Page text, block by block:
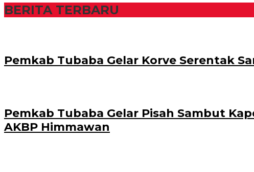
BERITA TERBARU
Pemkab Tubaba Gelar Korve Serentak
Pemkab Tubaba Gelar Pisah Sambut
AKBP Himmawan